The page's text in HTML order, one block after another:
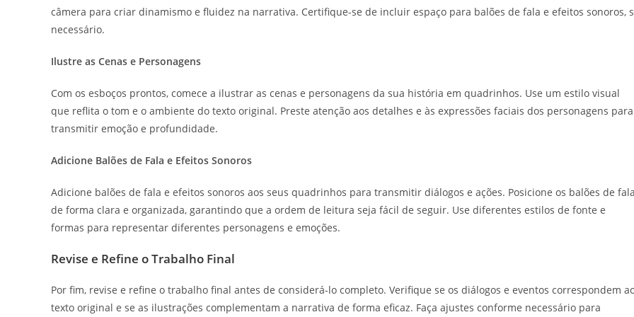
câmera para criar dinamismo e fluidez na narrativa. Certifique-se de incluir espaço para balões de fala e efeitos sonoros,
necessário.
Ilustre as Cenas e Personagens
Com os esboços prontos, comece a ilustrar as cenas e personagens da sua história em quadrinhos. Use um estilo visual
que reflita o tom e o ambiente do texto original. Preste atenção aos detalhes e às expressões faciais dos personagens para
transmitir emoção e profundidade.
Adicione Balões de Fala e Efeitos Sonoros
Adicione balões de fala e efeitos sonoros aos seus quadrinhos para transmitir diálogos e ações. Posicione os balões de fala
de forma clara e organizada, garantindo que a ordem de leitura seja fácil de seguir. Use diferentes estilos de fonte e
formas para representar diferentes personagens e emoções.
Revise e Refine o Trabalho Final
Por fim, revise e refine o trabalho final antes de considerá-lo completo. Verifique se os diálogos e eventos correspondem
texto original e se as ilustrações complementam a narrativa de forma eficaz. Faça ajustes conforme necessário para